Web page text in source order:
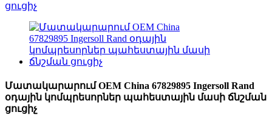
Մատակարարում OEM China 67829895 Ingersoll Rand
օդային կոմպրեսորներ պահեստային մասի ճնշման
ցուցիչ